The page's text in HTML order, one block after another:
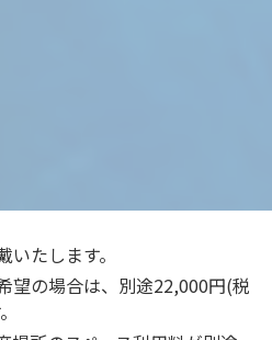
たします。
望の場合は、別途22,000円(税